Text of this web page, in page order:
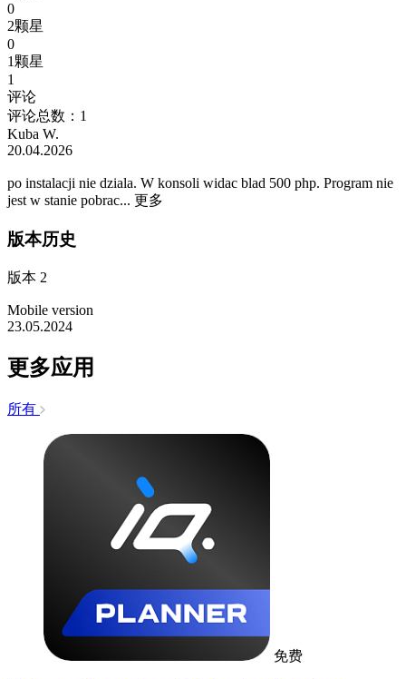
0
2颗星
0
1颗星
1
评论
评论总数：1
Kuba W.
20.04.2026
po instalacji nie dziala. W konsoli widac blad 500 php. Program nie
jest w stanie pobrac... 更多
版本历史
版本 2
Mobile version
23.05.2024
更多应用
所有
免费